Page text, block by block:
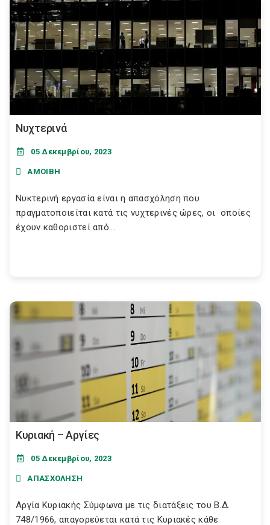
Νυχτερινά
05 Δεκεμβρίου, 2023
ΑΜΟΙΒΗ
Νυκτερινή εργασία είναι η απασχόληση που
πραγματοποιείται κατά τις νυχτερινές ώρες, οι οποίες
έχουν καθοριστεί από...
Κυριακή – Αργίες
05 Δεκεμβρίου, 2023
ΑΠΑΣΧΟΛΗΣΗ
Αργία Κυριακής Σύμφωνα με τις διατάξεις του Β.Δ.
748/1966, απαγορεύεται κατά τις Κυριακές κάθε